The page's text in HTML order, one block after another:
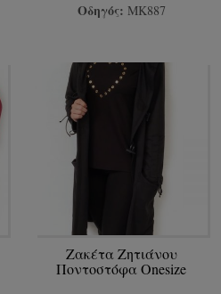
Οδηγός: ΜΚ887
Ζακέτα Ζητιάνου
Ποντοστόφα Onesize